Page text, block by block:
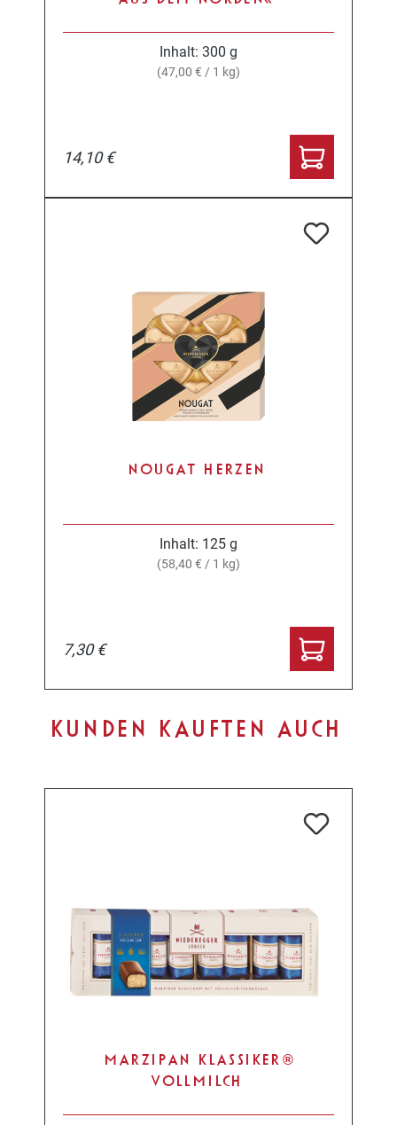
Inhalt: 300 g
(47,00 € / 1 kg)
14,10 €
NOUGAT HERZEN
Inhalt: 125 g
(58,40 € / 1 kg)
7,30 €
Produktgalerie überspringen
KUNDEN KAUFTEN AUCH
MARZIPAN KLASSIKER®
VOLLMILCH